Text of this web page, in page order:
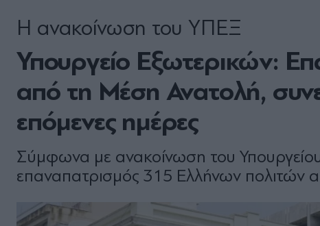
Υπουργείο Εξωτερικών:
από τη Μέση Ανατολή,
επόμενες ημέρες
Η ανακοίνωση του ΥΠΕΞ
Σύμφωνα με ανακοίνωση του
επαναπατρισμός 315 Ελλήνων πολιτών